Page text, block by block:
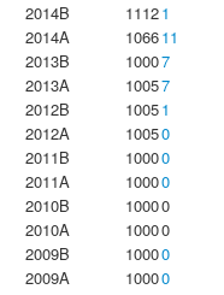
2014B
11121
2014A
106611
2013B
10007
2013A
10057
2012B
10051
2012A
10050
2011B
10000
2011A
10000
2010B
10000
2010A
10000
2009B
10000
2009A
10000